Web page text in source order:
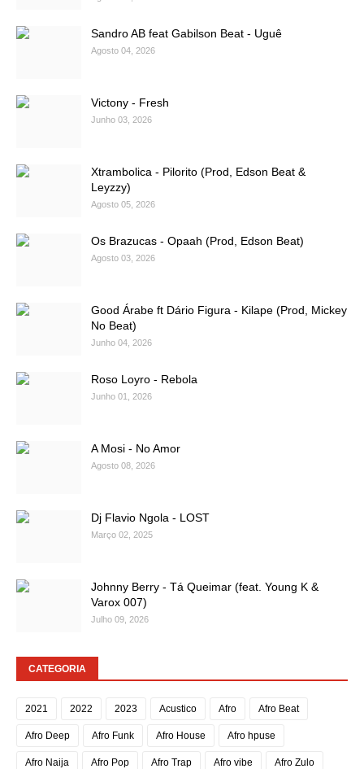
Sandro AB feat Gabilson Beat - Uguê
Agosto 04, 2026
Victony - Fresh
Junho 03, 2026
Xtrambolica - Pilorito (Prod, Edson Beat &
Leyzzy)
Agosto 05, 2026
Os Brazucas - Opaah (Prod, Edson Beat)
Agosto 03, 2026
Good Árabe ft Dário Figura - Kilape (Prod, Mickey
No Beat)
Junho 04, 2026
Roso Loyro - Rebola
Junho 01, 2026
A Mosi - No Amor
Agosto 08, 2026
Dj Flavio Ngola - LOST
Março 02, 2025
Johnny Berry - Tá Queimar (feat. Young K &
Varox 007)
Julho 09, 2026
CATEGORIA
2021 2022 2023 Acustico Afro Afro Beat
Afro Deep Afro Funk Afro House Afro hpuse
Afro Naija Afro Pop Afro Trap Afro vibe Afro Zulo